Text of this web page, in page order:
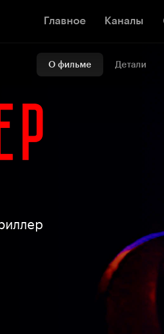
Главное Каналы
О фильме Детали